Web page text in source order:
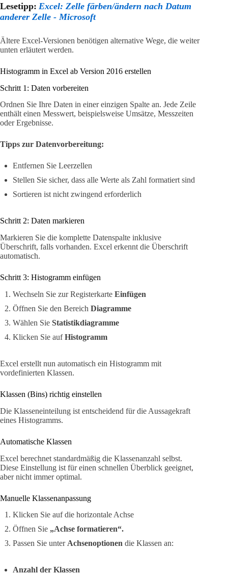
Lesetipp: Excel: Zelle färben/ändern nach Datum
anderer Zelle - Microsoft
Ältere Excel-Versionen benötigen alternative Wege, die weiter
unten erläutert werden.
Histogramm in Excel ab Version 2016 erstellen
Schritt 1: Daten vorbereiten
Ordnen Sie Ihre Daten in einer einzigen Spalte an. Jede Zeile
enthält einen Messwert, beispielsweise Umsätze, Messzeiten
oder Ergebnisse.
Tipps zur Datenvorbereitung:
Entfernen Sie Leerzellen
Stellen Sie sicher, dass alle Werte als Zahl formatiert sind
Sortieren ist nicht zwingend erforderlich
Schritt 2: Daten markieren
Markieren Sie die komplette Datenspalte inklusive
Überschrift, falls vorhanden. Excel erkennt die Überschrift
automatisch.
Schritt 3: Histogramm einfügen
Wechseln Sie zur Registerkarte Einfügen
Öffnen Sie den Bereich Diagramme
Wählen Sie Statistikdiagramme
Klicken Sie aufHistogramm
Excel erstellt nun automatisch ein Histogramm mit
vordefinierten Klassen.
Klassen (Bins) richtig einstellen
Die Klasseneinteilung ist entscheidend für die Aussagekraft
eines Histogramms.
Automatische Klassen
Excel berechnet standardmäßig die Klassenanzahl selbst.
Diese Einstellung ist für einen schnellen Überblick geeignet,
aber nicht immer optimal.
Manuelle Klassenanpassung
Klicken Sie auf die horizontale Achse
Öffnen Sie „Achse formatieren“.
Passen Sie unter Achsenoptionen die Klassen an:
Anzahl der Klassen